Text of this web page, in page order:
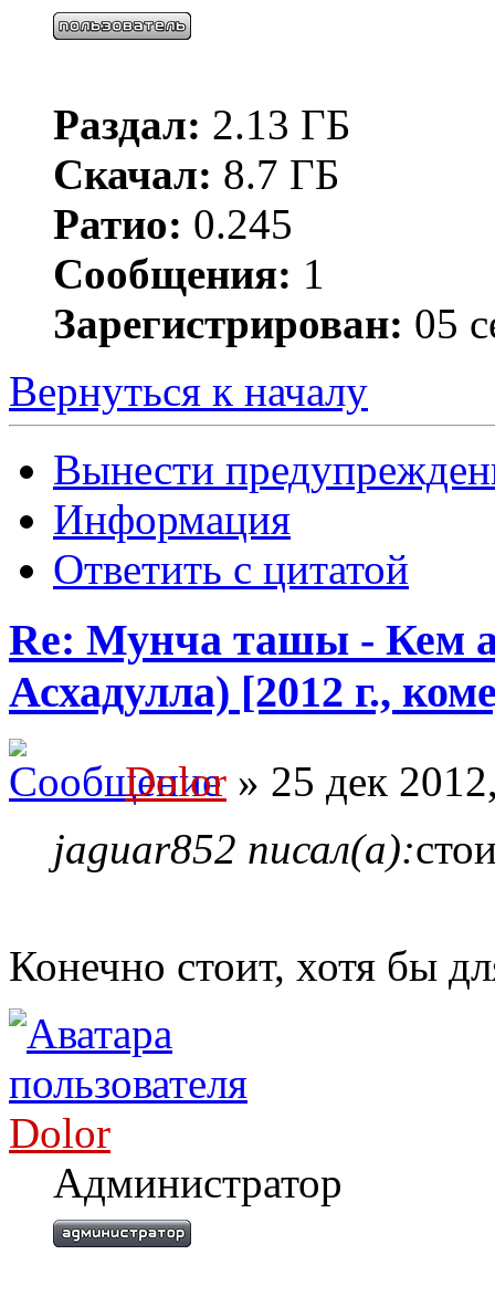
Раздал: 2.13 ГБ
Скачал: 8.7 ГБ
Ратио: 0.245
Сообщения: 1
Зарегистрирован: 05
Вернуться к началу
Вынести
Информация
Ответить с цитатой
Re: Мунча ташы - Кем
Асхадулла) [2012 г.,
Dolor » 25 дек
jaguar852 писал(а):
Конечно стоит, хотя бы
Dolor
Администратор